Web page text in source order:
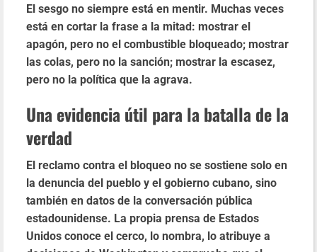
El sesgo no siempre está en mentir. Muchas veces
está en cortar la frase a la mitad: mostrar el
apagón, pero no el combustible bloqueado; mostrar
las colas, pero no la sanción; mostrar la escasez,
pero no la política que la agrava.
Una evidencia útil para la batalla de la
verdad
El reclamo contra el bloqueo no se sostiene solo en
la denuncia del pueblo y el gobierno cubano, sino
también en datos de la conversación pública
estadounidense. La propia prensa de Estados
Unidos conoce el cerco, lo nombra, lo atribuye a